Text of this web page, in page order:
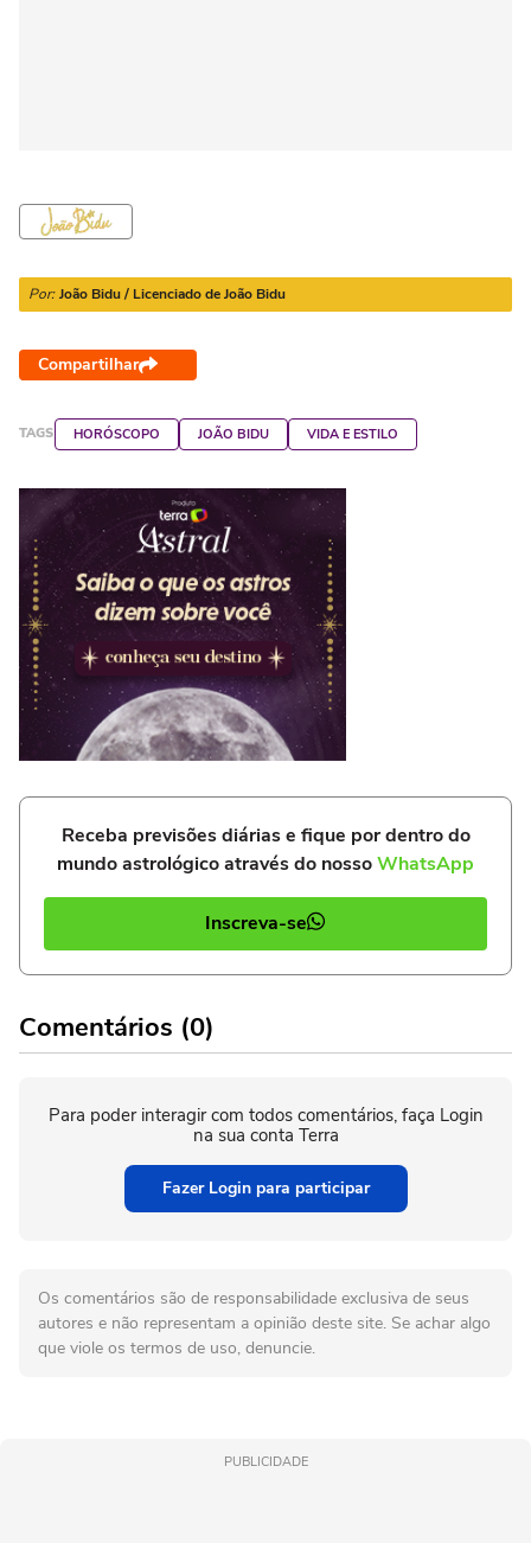
Por: João Bidu / Licenciado de João Bidu
Compartilhar
TAGS HORÓSCOPO JOÃO BIDU VIDA E ESTILO
Receba previsões diárias e fique por dentro do
mundo astrológico através do nossoWhatsApp
Inscreva-se
Comentários (0)
Para poder interagir com todos comentários, faça Login
na sua conta Terra
Fazer Login para participar
Os comentários são de responsabilidade exclusiva de seus
autores e não representam a opinião deste site. Se achar algo
que viole os termos de uso, denuncie.
PUBLICIDADE